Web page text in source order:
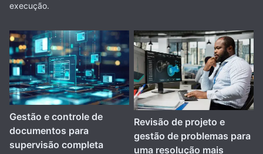
execução.
Gestão e controle de
documentos para
supervisão completa
Revisão de projeto e
gestão de problemas para
uma resolução mais